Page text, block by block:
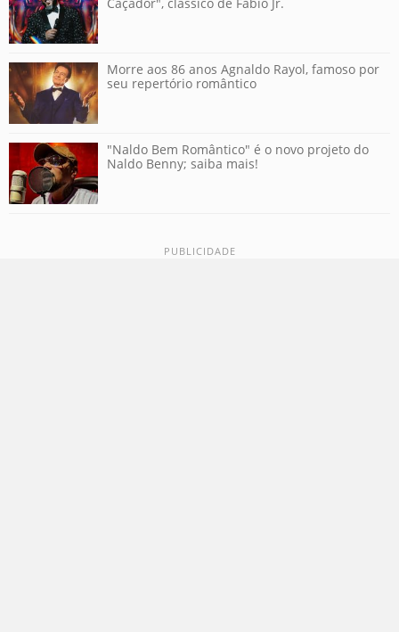
Morre aos 86 anos Agnaldo Rayol, famoso por
seu repertório romântico
"Naldo Bem Romântico" é o novo projeto do
Naldo Benny; saiba mais!